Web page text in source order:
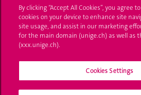
UNIGE Mobile
Médias
Offres d'emploi
Bibliothèque
By clicking “Accept All Cookies”, you agree
cookies on your device to enhance site
site usage, and assist in our marketing
for the main domain (unige.ch) as well as
(xxx.unige.ch).
Cookies Settings